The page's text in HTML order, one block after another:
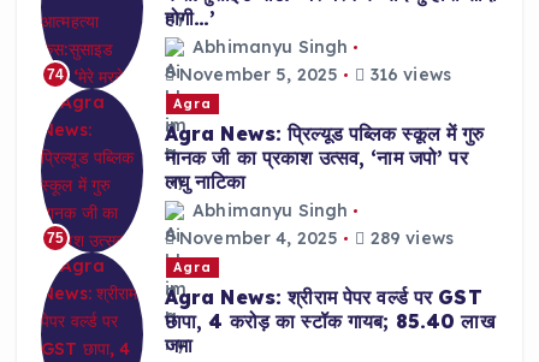
74
होगी…’
Abhimanyu Singh
November 5, 2025
316 views
75
Agra
Agra News: प्रिल्यूड पब्लिक स्कूल में गुरु
नानक जी का प्रकाश उत्सव, ‘नाम जपो’ पर
लघु नाटिका
Abhimanyu Singh
November 4, 2025
289 views
Agra
Agra News: श्रीराम पेपर वर्ल्ड पर GST
छापा, 4 करोड़ का स्टॉक गायब; 85.40 लाख
जमा